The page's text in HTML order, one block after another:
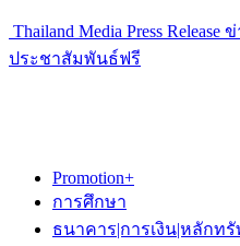
Thailand Media Press
ประชาสัมพันธ์ฟรี
Promotion+
การศึกษา
ธนาคาร|การเงิน|หลักทรั